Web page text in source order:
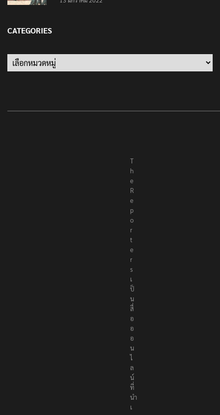
CATEGORIES
Categories
T
h
e
R
e
p
o
r
t
e
r
s
เ
ป็
น
สื่
อ
อ
อ
น
ไ
ล
น์
ที่
นำ
เ